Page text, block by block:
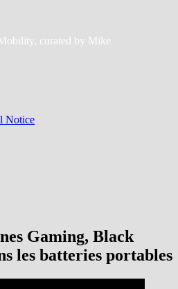
curated by Mike
Notice
Gaming, Black
les batteries portables